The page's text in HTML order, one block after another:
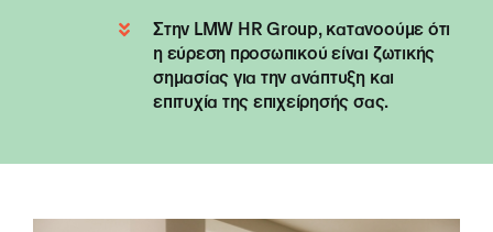
Στην LMW HR Group, κατανοούμε ότι
η εύρεση προσωπικού είναι ζωτικής
σημασίας για την ανάπτυξη και
επιτυχία της επιχείρησής σας.